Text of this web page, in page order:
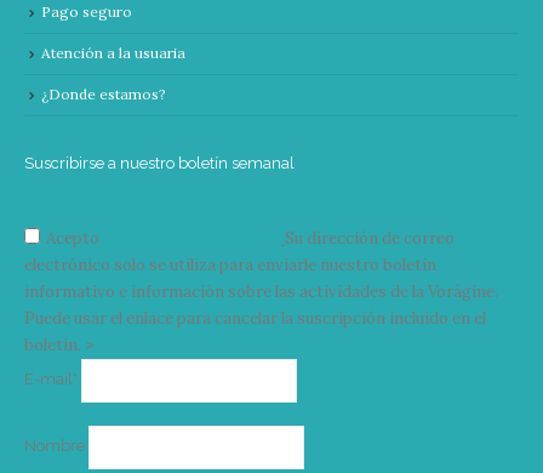
Pago seguro
Atención a la usuaria
¿Donde estamos?
Suscribirse a nuestro boletín semanal
Acepto
Su dirección de correo
electrónico solo se utiliza para enviarle nuestro boletín
informativo e información sobre las actividades de la Vorágine.
Puede usar el enlace para cancelar la suscripción incluido en el
boletín. >
E-mail*
Nombre